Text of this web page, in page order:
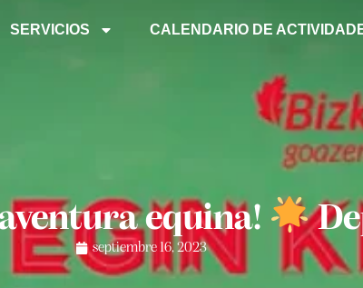
SERVICIOS CALENDARIO DE
equina!
septiembre 16, 2023